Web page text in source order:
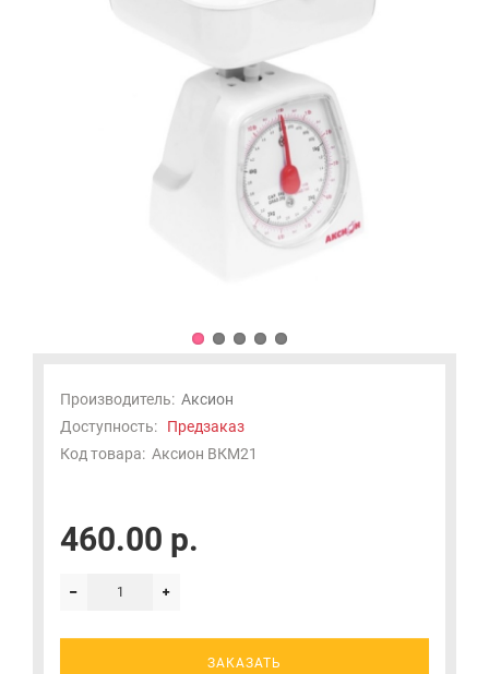
Производитель: Аксион
Доступность: Предзаказ
Код товара: Аксион ВКМ21
460.00 р.
ЗАКАЗАТЬ